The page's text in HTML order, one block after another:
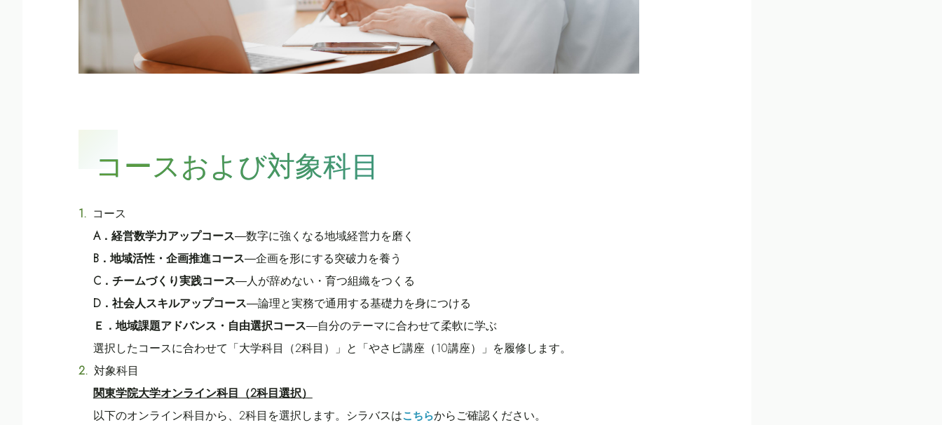
コースおよび対象科目
コース
A．経営数学力アップコース―数字に強くなる地域経営力を磨く
B．地域活性・企画推進コース―企画を形にする突破力を養う
C．チームづくり実践コース―人が辞めない・育つ組織をつくる
D．社会人スキルアップコース―論理と実務で通用する基礎力を身につける
Ｅ．地域課題アドバンス・自由選択コース―自分のテーマに合わせて柔軟に学ぶ
選択したコースに合わせて「大学科目（2科目）」と「やさビ講座（10講座）」を履修します。
対象科目
関東学院大学オンライン科目（2科目選択）
以下のオンライン科目から、2科目を選択します。シラバスはこちらからご確認ください。